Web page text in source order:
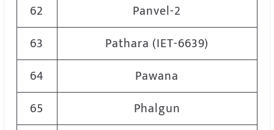
62
Panvel-2
63
Pathara (IET-6639)
64
Pawana
65
Phalgun